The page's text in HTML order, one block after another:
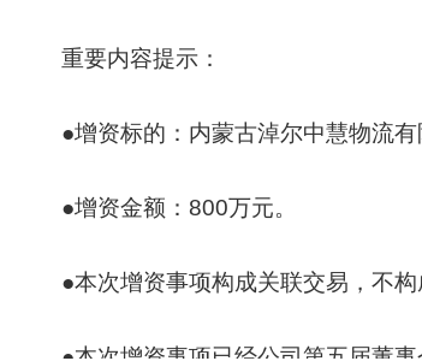
重要内容提示：
●增资标的：内蒙古淖尔中慧物流有
●增资金额：800万元。
●本次增资事项构成关联交易，不构